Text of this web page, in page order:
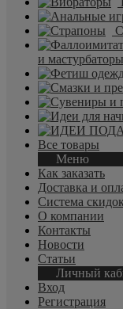
и мастурбаторы
Все товары
Меню
Как заказать
Доставка и
Система скидок
О компании
Контакты
Новости
Статьи
Личный
Вход
Регистрация